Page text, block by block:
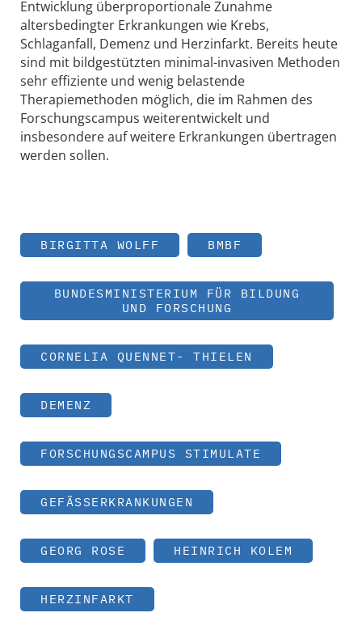
Entwicklung überproportionale Zunahme
altersbedingter Erkrankungen wie Krebs,
Schlaganfall, Demenz und Herzinfarkt. Bereits heute
sind mit bildgestützten minimal-invasiven Methoden
sehr effiziente und wenig belastende
Therapiemethoden möglich, die im Rahmen des
Forschungscampus weiterentwickelt und
insbesondere auf weitere Erkrankungen übertragen
werden sollen.
BIRGITTA WOLFF BMBF
BUNDESMINISTERIUM FÜR BILDUNG
UND FORSCHUNG
CORNELIA QUENNET- THIELEN
DEMENZ
FORSCHUNGSCAMPUS STIMULATE
GEFÄSSERKRANKUNGEN
GEORG ROSE HEINRICH KOLEM
HERZINFARKT